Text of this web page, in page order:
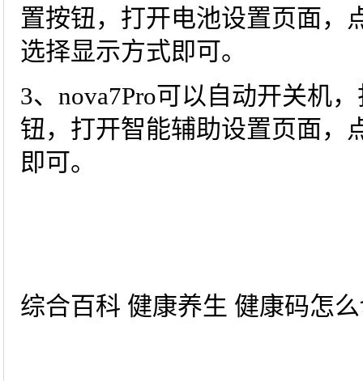
置按钮，打开电池设置页面，
选择显示方式即可。
3、nova7Pro可以自动开关机
钮，打开智能辅助设置页面，
即可。
综合百科 健康养生 健康码怎